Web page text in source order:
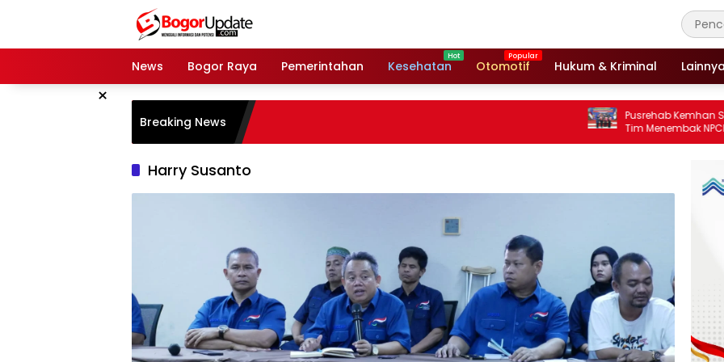
News
Bogor Raya Pemerintahan Kesehatan Otomotif Hukum & Kriminal Lainnya
×
Breaking News
Pusrehab Kemhan Shooting Para Sport,
Tim Menembak NPCI Kabupaten Bogor
Sabet 7 Medali
Harry Susanto